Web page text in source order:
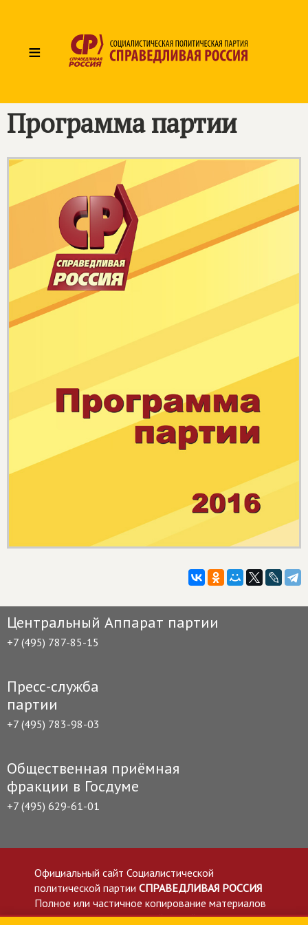
≡
Программа партии
Центральный Аппарат партии
+7 (495) 787-85-15
Пресс-служба
партии
+7 (495) 783-98-03
Общественная приёмная
фракции в Госдуме
+7 (495) 629-61-01
Официальный сайт Социалистической
политической партии СПРАВЕДЛИВАЯ РОССИЯ
Полное или частичное копирование материалов
приветствуется со ссылкой на сайт spravedlivo.ru